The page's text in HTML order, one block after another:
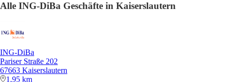
Alle ING-DiBa Geschäfte in Kaiserslautern
ING-DiBa
Pariser Straße 202
67663 Kaiserslautern
1,95 km